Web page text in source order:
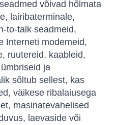
võivad hõlmata
lairibaterminale,
to-talk seadmeid,
Interneti modemeid,
ruutereid, kaableid,
ja
sõltub sellest, kas
väikese ribalaiusega
masinatevahelised
laevaside või